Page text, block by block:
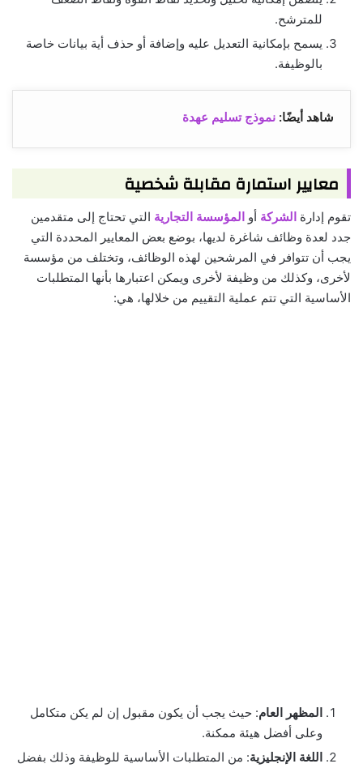
للمترشح.
يسمح بإمكانية التعديل عليه وإضافة أو حذف أية بيانات خاصة
بالوظيفة.
شاهد أيضًا: نموذج تسليم عهدة
معايير استمارة مقابلة شخصية
تقوم إدارة الشركة أو المؤسسة التجارية التي تحتاج إلى متقدمين
جدد لعدة وظائف شاغرة لديها، بوضع بعض المعايير المحددة التي
يجب أن تتوافر في المرشحين لهذه الوظائف، وتختلف من مؤسسة
لأخرى، وكذلك من وظيفة لأخرى ويمكن اعتبارها بأنها المتطلبات
الأساسية التي تتم عملية التقييم من خلالها، هي:
المظهر العام: حيث يجب أن يكون مقبول إن لم يكن متكامل
وعلى أفضل هيئة ممكنة.
اللغة الإنجليزية: من المتطلبات الأساسية للوظيفة وذلك بفضل